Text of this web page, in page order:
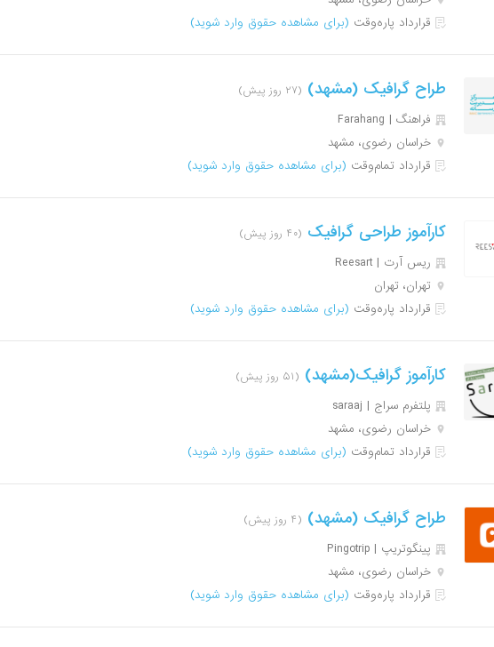
قرارداد پاره‌وقت (برای مشاهده حقوق وارد شوید)
طراح گرافیک (مشهد) (۲۷ روز پیش)
فراهنگ | Farahang
خراسان رضوی، مشهد
قرارداد تمام‌وقت (برای مشاهده حقوق وارد شوید)
کارآموز طراحی گرافیک (۴۰ روز پیش)
ریس آرت | Reesart
تهران، تهران
قرارداد پاره‌وقت (برای مشاهده حقوق وارد شوید)
کارآموز گرافیک(مشهد) (۵۱ روز پیش)
پلتفرم سراج | saraaj
خراسان رضوی، مشهد
قرارداد تمام‌وقت (برای مشاهده حقوق وارد شوید)
طراح گرافیک (مشهد) (۴ روز پیش)
پینگوتریپ | Pingotrip
خراسان رضوی، مشهد
قرارداد پاره‌وقت (برای مشاهده حقوق وارد شوید)